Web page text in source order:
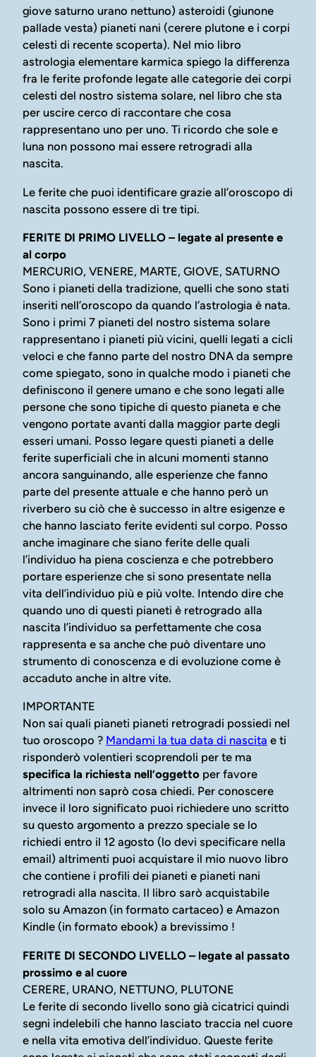
giove saturno urano nettuno) asteroidi (giunone
pallade vesta) pianeti nani (cerere plutone e i corpi
celesti di recente scoperta). Nel mio libro
astrologia elementare karmica spiego la differenza
fra le ferite profonde legate alle categorie dei corpi
celesti del nostro sistema solare, nel libro che sta
per uscire cerco di raccontare che cosa
rappresentano uno per uno. Ti ricordo che sole e
luna non possono mai essere retrogradi alla
nascita.
Le ferite che puoi identificare grazie all’oroscopo di
nascita possono essere di tre tipi.
FERITE DI PRIMO LIVELLO – legate al presente e
al corpo
MERCURIO, VENERE, MARTE, GIOVE, SATURNO
Sono i pianeti della tradizione, quelli che sono stati
inseriti nell’oroscopo da quando l’astrologia è nata.
Sono i primi 7 pianeti del nostro sistema solare
rappresentano i pianeti più vicini, quelli legati a cicli
veloci e che fanno parte del nostro DNA da sempre
come spiegato, sono in qualche modo i pianeti che
definiscono il genere umano e che sono legati alle
persone che sono tipiche di questo pianeta e che
vengono portate avanti dalla maggior parte degli
esseri umani. Posso legare questi pianeti a delle
ferite superficiali che in alcuni momenti stanno
ancora sanguinando, alle esperienze che fanno
parte del presente attuale e che hanno però un
riverbero su ciò che è successo in altre esigenze e
che hanno lasciato ferite evidenti sul corpo. Posso
anche imaginare che siano ferite delle quali
l’individuo ha piena coscienza e che potrebbero
portare esperienze che si sono presentate nella
vita dell’individuo più e più volte. Intendo dire che
quando uno di questi pianeti è retrogrado alla
nascita l’individuo sa perfettamente che cosa
rappresenta e sa anche che può diventare uno
strumento di conoscenza e di evoluzione come è
accaduto anche in altre vite.
IMPORTANTE
Non sai quali pianeti pianeti retrogradi possiedi nel
tuo oroscopo ? Mandami la tua data di nascita e ti
risponderò volentieri scoprendoli per te ma
specifica la richiesta nell’oggetto per favore
altrimenti non saprò cosa chiedi. Per conoscere
invece il loro significato puoi richiedere uno scritto
su questo argomento a prezzo speciale se lo
richiedi entro il 12 agosto (lo devi specificare nella
email) altrimenti puoi acquistare il mio nuovo libro
che contiene i profili dei pianeti e pianeti nani
retrogradi alla nascita. Il libro sarò acquistabile
solo su Amazon (in formato cartaceo) e Amazon
Kindle (in formato ebook) a brevissimo !
FERITE DI SECONDO LIVELLO – legate al passato
prossimo e al cuore
CERERE, URANO, NETTUNO, PLUTONE
Le ferite di secondo livello sono già cicatrici quindi
segni indelebili che hanno lasciato traccia nel cuore
e nella vita emotiva dell’individuo. Queste ferite